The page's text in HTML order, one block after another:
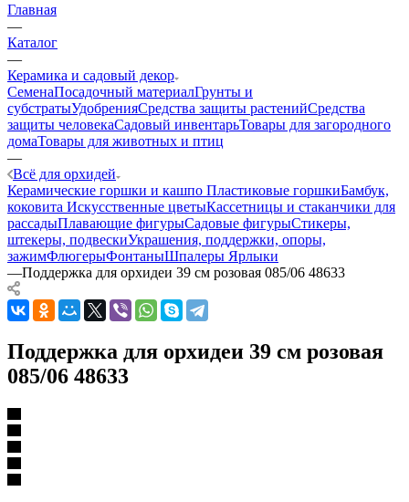
Главная
—
Каталог
—
Керамика и садовый декор
СеменаПосадочный материалГрунты и
субстратыУдобренияСредства защиты растенийСредства
защиты человекаСадовый инвентарьТовары для загородного
домаТовары для животных и птиц
—
Всё для орхидей
Керамические горшки и кашпо Пластиковые горшкиБамбук,
коковита Искусственные цветыКассетницы и стаканчики для
рассадыПлавающие фигурыСадовые фигурыСтикеры,
штекеры, подвескиУкрашения, поддержки, опоры,
зажимФлюгерыФонтаныШпалеры Ярлыки
—Поддержка для орхидеи 39 см розовая 085/06 48633
Поддержка для орхидеи 39 см розовая
085/06 48633